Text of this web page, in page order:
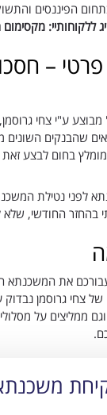
הפיננסים
מקסימום
–
מבוצע ע"י צחי
שהבנקים השונים
בחום לבצע
לפני נטילת
בהחזר החודשי,
את המשכנתא
של צחי גרוסמן
ממליצים על